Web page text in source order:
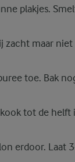
plakjes.
zacht maar
toe. Bak
tot de helft
erdoor. Laat